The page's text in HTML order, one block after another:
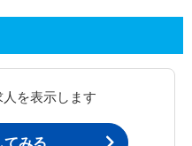
を表示します